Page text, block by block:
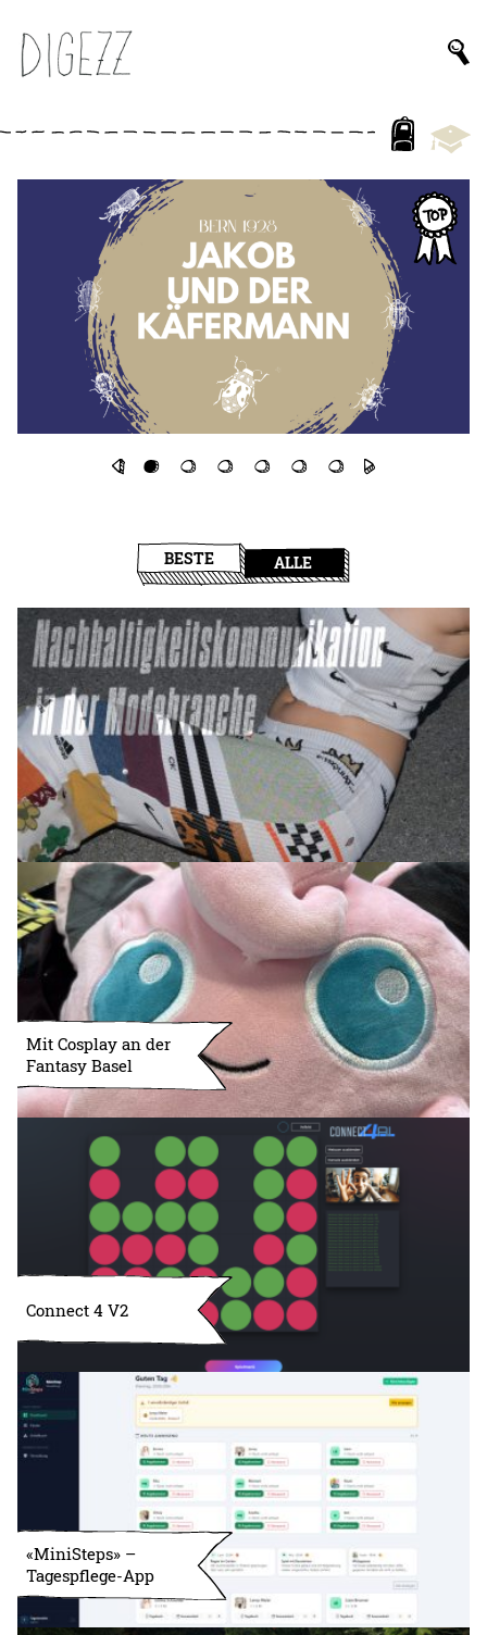
BESTE ALLE
Mit Cosplay an der
Fantasy Basel
Connect 4 V2
«MiniSteps» –
Tagespflege-App